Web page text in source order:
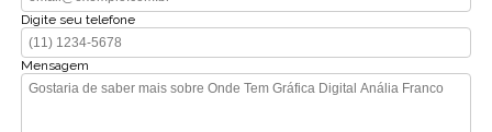
Digite seu telefone
Mensagem